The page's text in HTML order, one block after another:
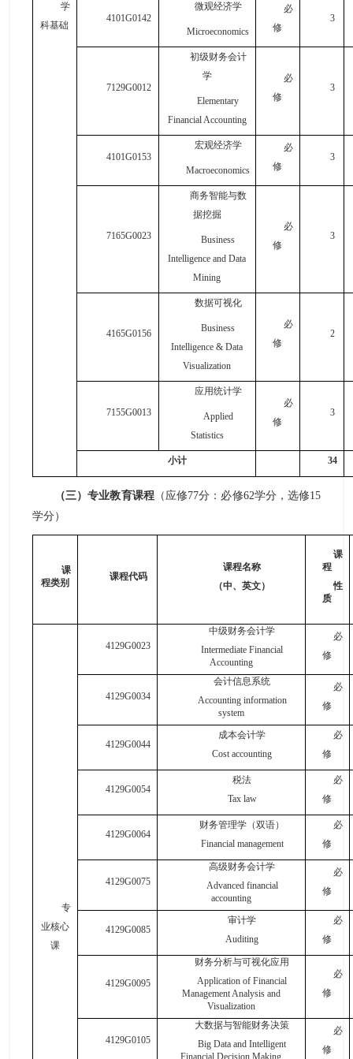
学
科基础
4101G0142
微观经济学
Microeconomics
必
修
3
7129G0012
初级财务会计
学
Elementary
Financial Accounting
必
修
3
4101G0153
宏观经济学
Macroeconomics
必
修
3
7165G0023
商务智能与数
据挖掘
Business
Intelligenceand Data
Mining
必
修
3
4165G0156
数据可视化
Business
Intelligence & Data
Visualization
必
修
2
7155G0013
应用统计学
Applied
Statistics
必
修
3
小计 34
（三）专业教育课程（应修77分：必修62学分，选修15
学分）
课
程类别
课程代码
课程名称
（中、英文）
课
程
性
质
专
业核心
课
4129G0023
中级财务会计学
Intermediate Financial
Accounting
必
修
4129G0034
会计信息系统
Accounting information
system
必
修
4129G0044
成本会计学
Cost accounting
必
修
4129G0054
税法
Tax law
必
修
4129G0064
财务管理学（双语）
Financial management
必
修
4129G0075
高级财务会计学
Advanced financial
accounting
必
修
4129G0085
审计学
Auditing
必
修
4129G0095
财务分析与可视化应用
Application of Financial
Management Analysis and
Visualization
必
修
4129G0105
大数据与智能财务决策
Big Data and Intelligent
Financial Decision Making
必
修